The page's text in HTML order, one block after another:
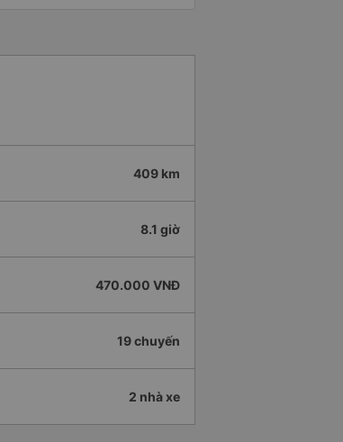
409 km
8.1 giờ
470.000 VNĐ
19 chuyến
2 nhà xe